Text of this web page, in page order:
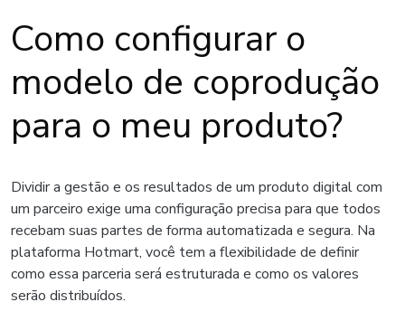
Como configurar o
modelo de coprodução
para o meu produto?
Dividir a gestão e os resultados de um produto digital com
um parceiro exige uma configuração precisa para que todos
recebam suas partes de forma automatizada e segura. Na
plataforma Hotmart, você tem a flexibilidade de definir
como essa parceria será estruturada e como os valores
serão distribuídos.